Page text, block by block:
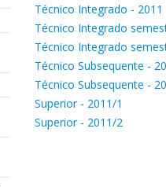
Técnico Integrado - 2011
Técnico Integrado
Técnico Integrado
Técnico Subsequente -
Técnico Subsequente -
Superior - 2011/1
Superior - 2011/2